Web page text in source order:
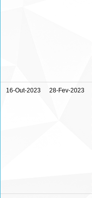
16-Out-2023 28-Fev-2023